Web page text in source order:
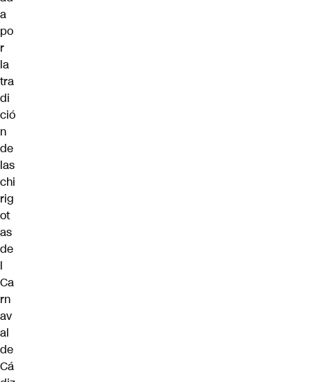
a
po
r
la
tra
di
ció
n
de
las
chi
rig
ot
as
de
l
Ca
rn
av
al
de
Cá